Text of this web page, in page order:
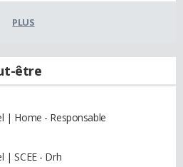
PLUS
être
| Home - Responsable
| SCEE - Drh